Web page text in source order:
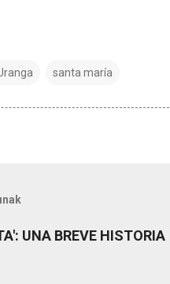
santa maría
UNA BREVE HISTORIA